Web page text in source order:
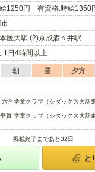
1250円 有資格:時給1350
医大駅 (2)京成酒々井駅
1日4時間以上
朝 昼 夕方
六合学童クラブ（シダックス大新
賀 学童クラブ（シダックス大新
掲載終了まであと32日
と